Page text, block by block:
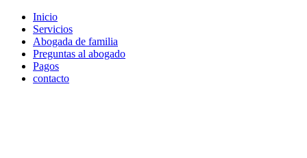
Skip
content
Inicio
Servicios
Abogada de familia
Preguntas al abogado
Pagos
contacto